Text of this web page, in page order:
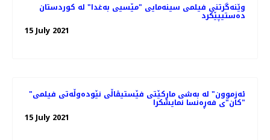
وێنەگرتنی فیلمی سینەمایی "مێسیی بەغدا" لە کوردستان
دەستیپێکرد
15 July 2021
"ئەزموون" لە به‌شی ماڕکێتی فێستیڤاڵی نێوده‌وڵه‌تی فیلمی
"کان"ی فه‌ڕه‌نسا نمایشکرا
15 July 2021